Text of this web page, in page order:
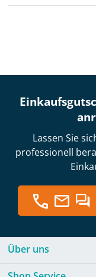
Lassen Sie
professionell
Über uns